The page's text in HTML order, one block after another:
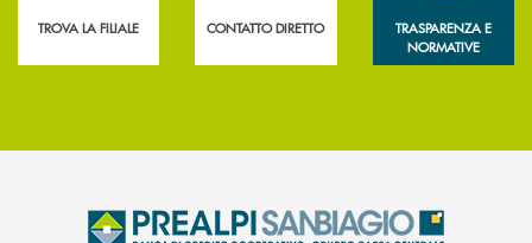
TROVA LA FILIALE CONTATTO DIRETTO
TRASPARENZA E
NORMATIVE